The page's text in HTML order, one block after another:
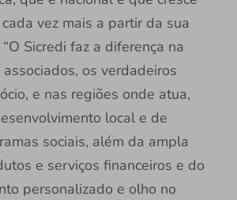
vez mais a partir da sua
Sicredi faz a diferença na
os verdadeiros
e nas regiões onde atua,
local e de
sociais, além da ampla
e serviços financeiros e do
personalizado e olho no